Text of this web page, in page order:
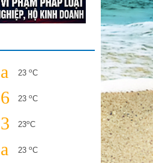
23 oC
23 oC
23oC
23 oC